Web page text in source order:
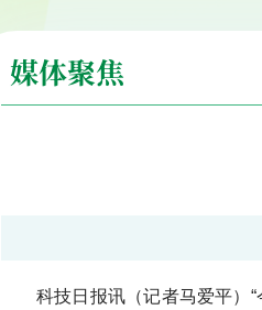
媒体聚焦
科技日报讯（记者马爱平）